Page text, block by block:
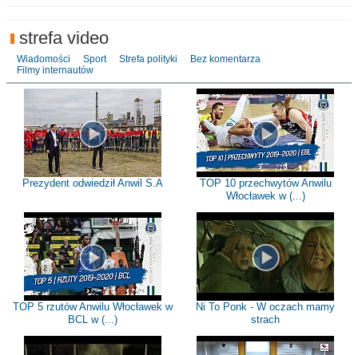
strefa video
Wiadomości Sport Strefa polityki
Bez komentarza
Filmy internautów
Prezydent odwiedził Anwil S.A
TOP 10 przechwytów Anwilu
Włocławek w (...)
TOP 5 rzutów Anwilu Włocławek w
BCL w (...)
Ni To Ponk - W oczach mamy
strach